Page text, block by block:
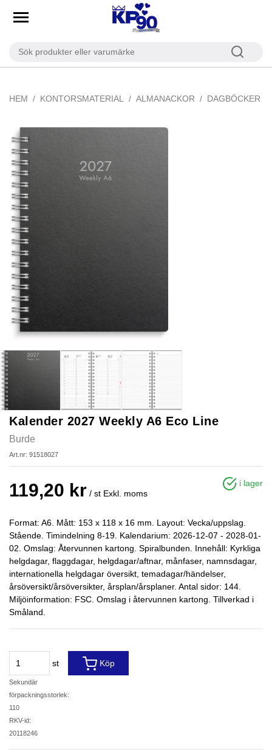
HEM KONTORSMATERIAL ALMANACKOR DAGBÖCKER
Kalender 2027 Weekly A6 Eco Line
Burde
Art.nr: 91518027
119,20 kr / st Exkl. moms
i lager
Format: A6. Mått: 153 x 118 x 16 mm. Layout: Vecka/uppslag.
Stående. Timindelning 8-19. Kalendarium: 2026-12-07 - 2028-01-
02. Omslag: Återvunnen kartong. Spiralbunden. Innehåll: Kyrkliga
helgdagar, flaggdagar, helgdagar/aftnar, månfaser, namnsdagar,
internationella helgdagar översikt, temadagar/händelser,
årsöversikt/årsöversikter, årsplan/årsplaner. Antal sidor: 144.
Miljöinformation: FSC. Omslag i återvunnen kartong. Tillverkad i
Småland.
st
Sekundär
förpackningsstorlek:
110
RKV-id:
20118246
Köp